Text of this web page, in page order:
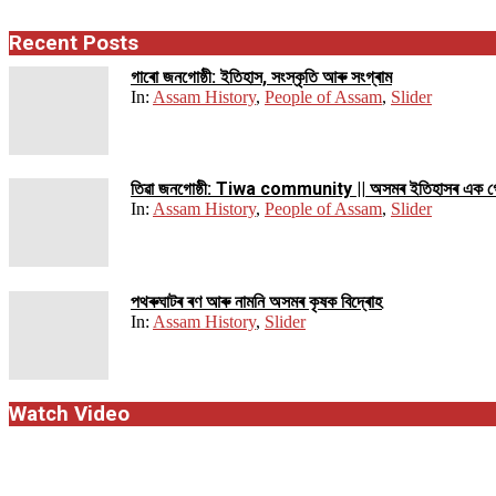
Recent Posts
গাৰো জনগোষ্ঠী: ইতিহাস, সংস্কৃতি আৰু সংগ্ৰাম
In: Assam History, People of Assam, Slider
তিৱা জনগোষ্ঠী: Tiwa community || অসমৰ ইতিহাসৰ এক
In: Assam History, People of Assam, Slider
পথ​ৰুঘাট​ৰ ৰণ আৰু নামনি অসম​ৰ কৃষক বিদ্ৰোহ​
In: Assam History, Slider
Watch Video